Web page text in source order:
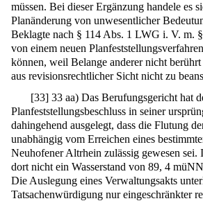
müssen. Bei dieser Ergänzung handele es
Planänderung von unwesentlicher
Beklagte nach § 114 Abs. 1 LWG i. V. m. §
von einem neuen
können, weil Belange anderer nicht
aus revisionsrechtlicher Sicht nicht zu
[33] 33 aa) Das Berufungsgericht hat
Planfeststellungsbeschluss in seiner
dahingehend ausgelegt, dass die Flutung
unabhängig vom Erreichen eines
Neuhofener Altrhein zulässig gewesen sei.
dort nicht ein Wasserstand von 89, 4
Die Auslegung eines Verwaltungsakts
Tatsachenwürdigung nur eingeschränkter